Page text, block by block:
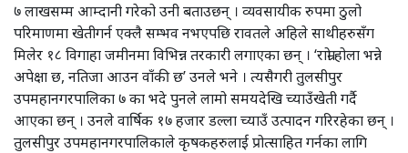
७ लाखसम्म आम्दानी गरेको उनी बताउछन् । व्यवसायीक रुपमा ठुलो
परिमाणमा खेतीगर्न एक्लै सम्भव नभएपछि रावतले अहिले साथीहरुसँग
मिलेर १८ विगाहा जमीनमा विभिन्न तरकारी लगाएका छन् । ‘राम्रो होला भन्ने
अपेक्षा छ, नतिजा आउन वाँकी छ’ उनले भने । त्यसैगरी तुलसीपुर
उपमहानगरपालिका ७ का भदे पुनले लामो समयदेखि च्याउँखेती गर्दै
आएका छन् । उनले वार्षिक १७ हजार डल्ला च्याउँ उत्पादन गरिरहेका छन् ।
तुलसीपुर उपमहानगरपालिकाले कृषकहरुलाई प्रोत्साहित गर्नका लागि